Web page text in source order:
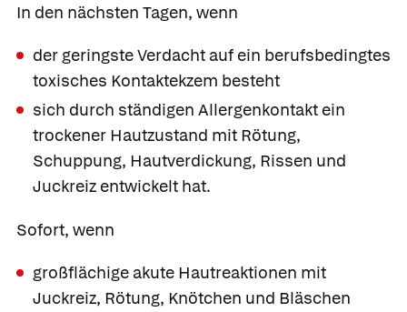
In den nächsten Tagen, wenn
der geringste Verdacht auf ein berufsbedingtes
toxisches Kontaktekzem besteht
sich durch ständigen Allergenkontakt ein
trockener Hautzustand mit Rötung,
Schuppung, Hautverdickung, Rissen und
Juckreiz entwickelt hat.
Sofort, wenn
großflächige akute Hautreaktionen mit
Juckreiz, Rötung, Knötchen und Bläschen